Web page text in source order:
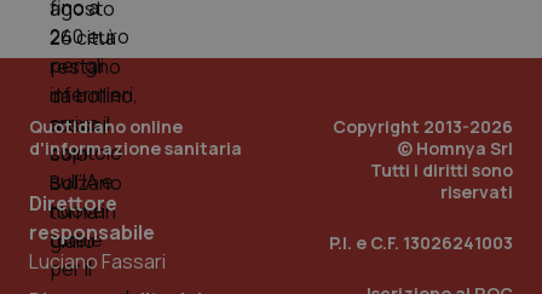
Quotidiano online
d'informazione sanitaria
Direttore
responsabile
Luciano Fassari
Copyright 2013-2026
© Homnya Srl
Tutti i diritti sono
riservati
P.I. e C.F. 13026241003